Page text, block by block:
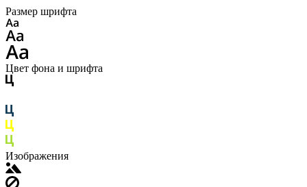
Размер шрифта
Цвет фона и шрифта
Изображения